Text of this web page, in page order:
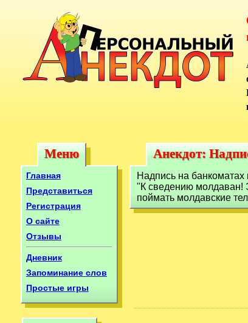
Меню
Меню
Главная
Представиться
Регистрация
О сайте
Отзывы
Дневник
Запоминание слов
Простые игры
Анекдот:
Анекдот:
Надпись на банкоматах
"К сведению молдаван!
поймать молдавские